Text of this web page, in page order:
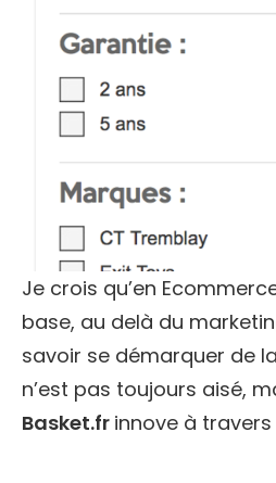
Je crois qu’en
base, au delà du
savoir se démarquer de
n’est pas toujours aisé,
Basket.fr innove à